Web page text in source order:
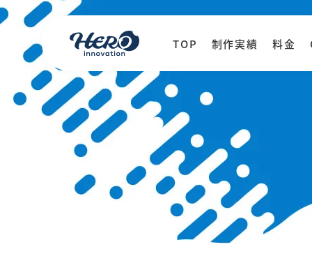
TOP 制作実績 料金